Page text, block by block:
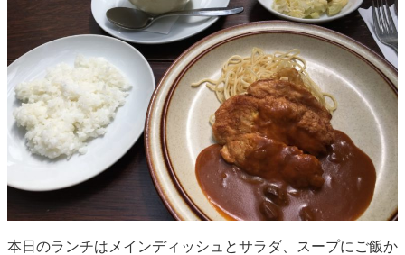
本日のランチはメインディッシュとサラダ、スープにご飯か